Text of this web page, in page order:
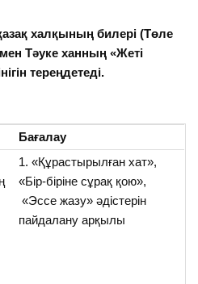
халқының билері (Төле
Тәуке ханның «Жеті
тереңдетеді.
Бағалау
1. «Құрастырылған хат»,
«Бір-біріне сұрақ қою»,
«Эссе жазу» әдістерін
пайдалану арқылы